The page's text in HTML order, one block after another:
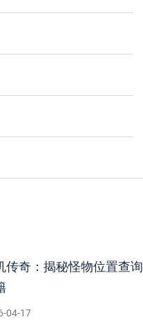
传奇：揭秘怪物位置查询
04-17